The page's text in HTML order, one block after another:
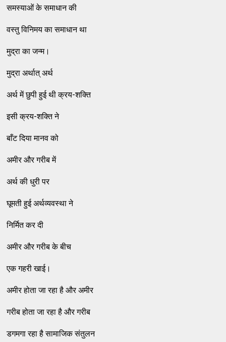
समस्याओं के समाधान की
वस्तु विनिमय का समाधान था
मुद्रा का जन्म।
मुद्रा अर्थात् अर्थ
अर्थ में छुपी हुई थी क्रय-शक्ति
इसी क्रय-शक्ति ने
बाँट दिया मानव को
अमीर और गरीब में
अर्थ की धुरी पर
घूमती हुई अर्थव्यवस्था ने
निर्मित कर दी
अमीर और गरीब के बीच
एक गहरी खाई।
अमीर होता जा रहा है और अमीर
गरीब होता जा रहा है और गरीब
डगमगा रहा है सामाजिक संतुलन